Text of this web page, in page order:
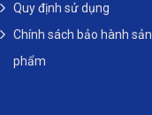
Quy định sử dụng
Chính sách bảo hành sản
phẩm